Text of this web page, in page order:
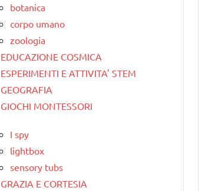
botanica
corpo umano
zoologia
EDUCAZIONE COSMICA
ESPERIMENTI E ATTIVITA' STEM
GEOGRAFIA
GIOCHI MONTESSORI
I spy
lightbox
sensory tubs
GRAZIA E CORTESIA